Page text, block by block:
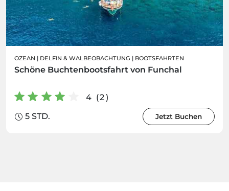
OZEAN | DELFIN & WALBEOBACHTUNG | BOOTSFAHRTEN
Schöne Buchtenbootsfahrt von Funchal
4 (2)
5 STD.
Jetzt Buchen